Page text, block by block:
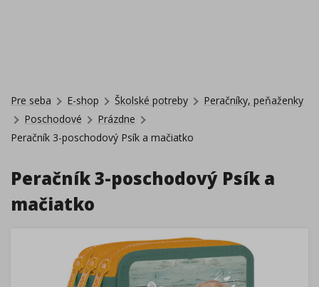
Pre seba E-shop Školské potreby
Peračníky, peňaženky
Poschodové
Prázdne
Peračník 3-poschodový Psík a mačiatko
Peračník 3-poschodový Psík a
mačiatko